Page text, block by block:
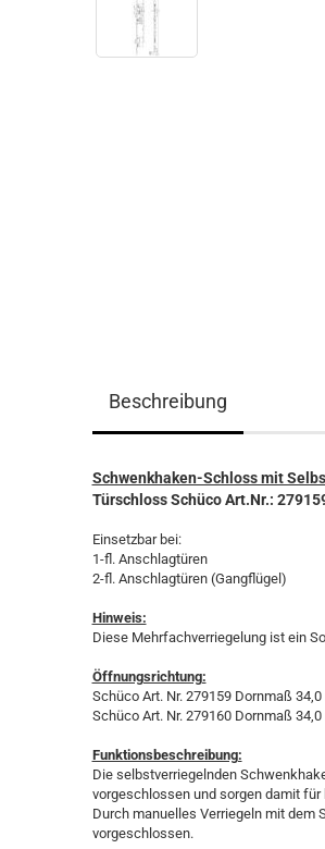
Beschreibung
Schwenkhaken-Schloss mit
Türschloss Schüco Art.Nr.:
Einsetzbar bei:
1-fl. Anschlagtüren
2-fl. Anschlagtüren (Gangflügel)
Hinweis:
Diese Mehrfachverriegelung ist ein
Öffnungsrichtung:
Schüco Art. Nr. 279159 Dornmaß
Schüco Art. Nr. 279160 Dornmaß
Funktionsbeschreibung:
Die selbstverriegelnden
vorgeschlossen und sorgen damit
Durch manuelles Verriegeln mit dem
vorgeschlossen.